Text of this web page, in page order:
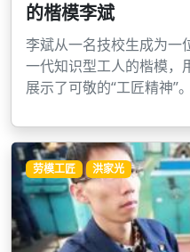
的楷模李斌
李斌从一名技校生成为一
一代知识型工人的楷模，
展示了可敬的“工匠精神”。
劳模工匠 洪家光